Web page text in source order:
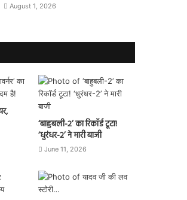
August 1, 2026
‘बाहुबली-2’ का रिकॉर्ड टूटा!
‘धुरंधर-2’ ने मारी बाजी
June 11, 2026